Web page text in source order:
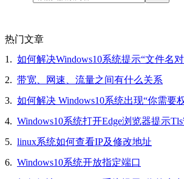
热门文章
1. 如何解决Windows10系统提示“文件名对目标文件夹可能太长
2. 带宽、网速、流量之间有什么关系
3. 如何解决 Windows10系统出现“你需要权限才
4. Windows10系统打开Edge浏览器提示Tls安全设置未设
5. linux系统如何查看IP及修改地址
6. Windows10系统开放指定端口